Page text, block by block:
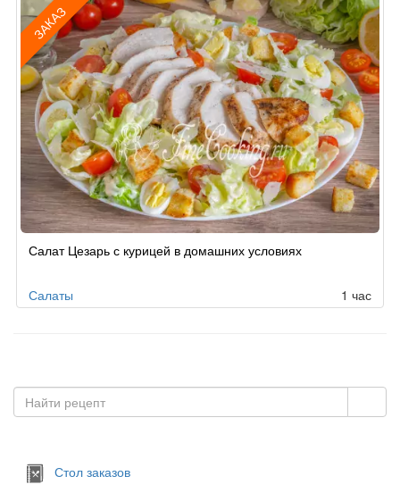
ЗАКАЗ
по
Салат Цезарь с курицей в домашних условиях
Салаты 1 час
Стол заказов